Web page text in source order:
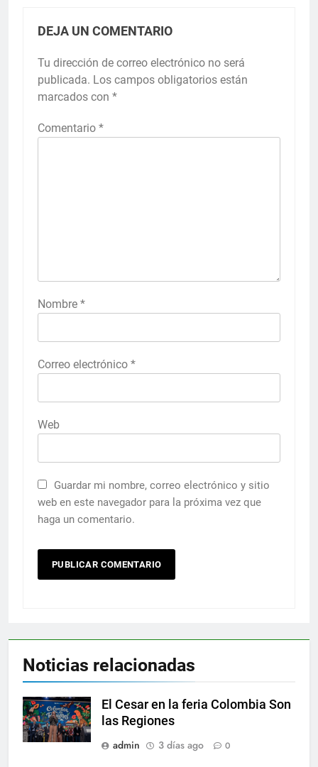
DEJA UN COMENTARIO
Tu dirección de correo electrónico no será
publicada. Los campos obligatorios están
marcados con *
Comentario *
Nombre *
Correo electrónico *
Web
Guardar mi nombre, correo electrónico y sitio
web en este navegador para la próxima vez que
haga un comentario.
Noticias relacionadas
El Cesar en la feria Colombia Son
las Regiones
admin
3 días ago 0